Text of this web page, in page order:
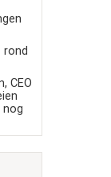
rond
CEO
nog